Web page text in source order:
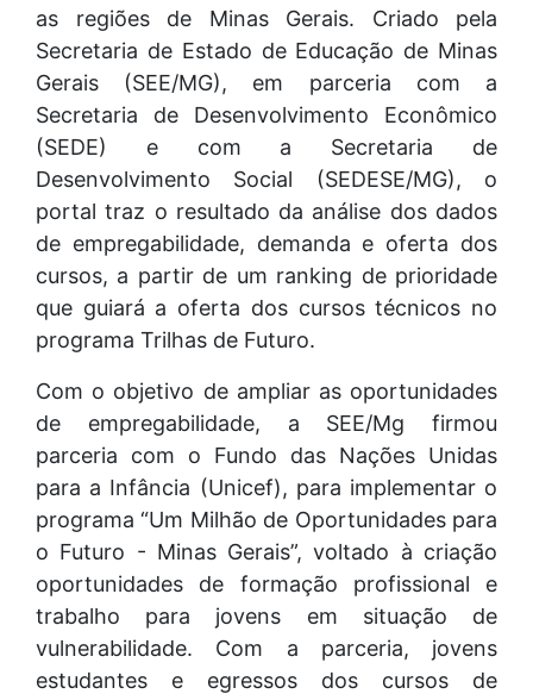
as regiões de Minas Gerais. Criado pela
Secretaria de Estado de Educação de Minas
Gerais (SEE/MG), em parceria com a
Secretaria de Desenvolvimento Econômico
(SEDE) e com a Secretaria de
Desenvolvimento Social (SEDESE/MG), o
portal traz o resultado da análise dos dados
de empregabilidade, demanda e oferta dos
cursos, a partir de um ranking de prioridade
que guiará a oferta dos cursos técnicos no
programa Trilhas de Futuro.
Com o objetivo de ampliar as oportunidades
de empregabilidade, a SEE/Mg firmou
parceria com o Fundo das Nações Unidas
para a Infância (Unicef), para implementar o
programa “Um Milhão de Oportunidades para
o Futuro - Minas Gerais”, voltado à criação
oportunidades de formação profissional e
trabalho para jovens em situação de
vulnerabilidade. Com a parceria, jovens
estudantes e egressos dos cursos de